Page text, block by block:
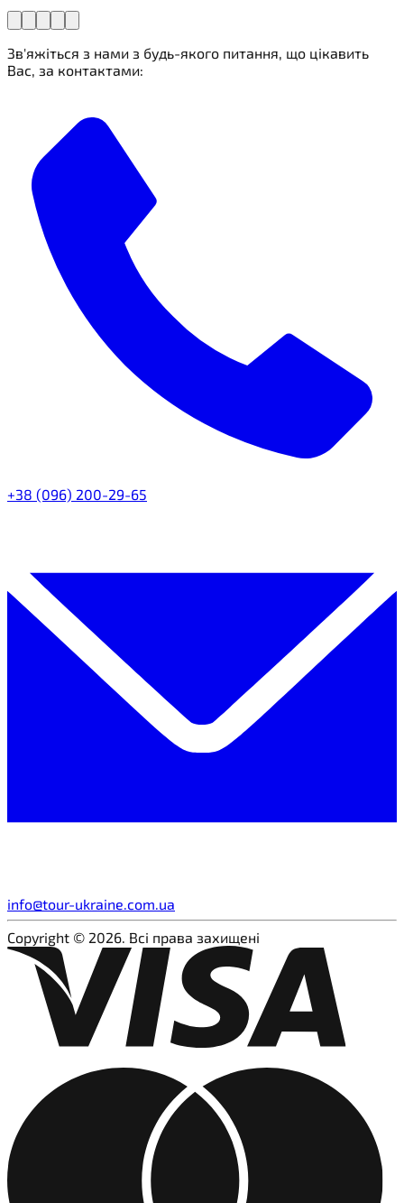
Зв'яжіться з нами з будь-якого питання, що цікавить
Вас, за контактами:
+38 (096) 200-29-65
info@tour-ukraine.com.ua
Copyright © 2026. Всі права захищені